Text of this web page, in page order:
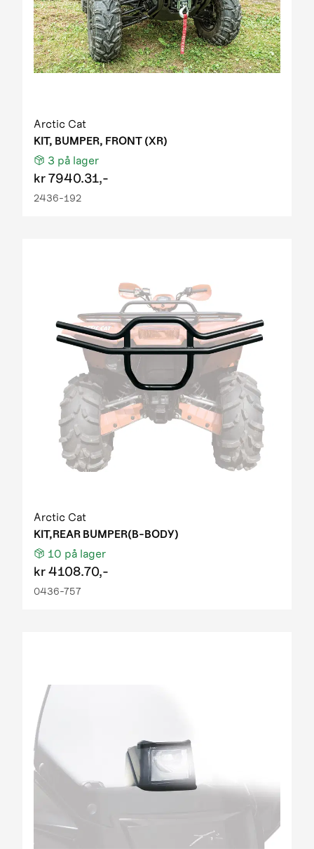
Arctic Cat
KIT, BUMPER, FRONT (XR)
3 på lager
kr7940.31,-
2436-192
Arctic Cat
KIT,REAR BUMPER(B-BODY)
10 på lager
kr4108.70,-
0436-757